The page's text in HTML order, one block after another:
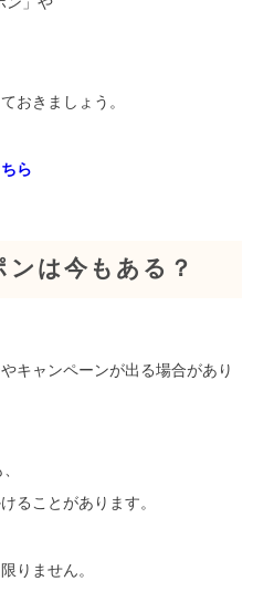
おきましょう。
ら
は今もある？
キャンペーンが出る場合があり
ることがあります。
りません。